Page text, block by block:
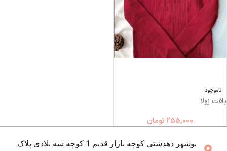
ناموجود
بافت زولا
255,000 تومان
بوشهر دهدشتی کوچه بازار قدیم 1 کوچه سه بلادی پلاک